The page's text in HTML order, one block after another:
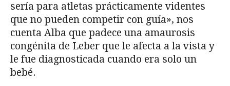
sería para atletas prácticamente videntes
que no pueden competir con guía», nos
cuenta Alba que padece una amaurosis
congénita de Leber que le afecta a la vista y
le fue diagnosticada cuando era solo un
bebé.